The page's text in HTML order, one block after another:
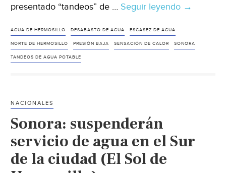
presentado “tandeos” de … Seguir leyendo Sonora:
de
→
AGUA DE HERMOSILLO DESABASTO DE AGUA ESCASEZ DE AGUA
NORTE DE HERMOSILLO PRESIÓN BAJA SENSACIÓN DE CALOR SONORA
TANDEOS DE AGUA POTABLE
NACIONALES
Sonora: suspenderán
servicio de agua en el Sur
de la ciudad (El Sol de